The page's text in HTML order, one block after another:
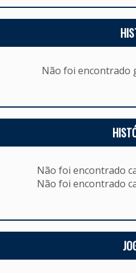
Não foi encontrado
Não foi encontrado
Não foi encontrado